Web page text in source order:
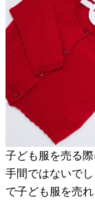
子ども服を売る
手間ではないで
で子ども服を売